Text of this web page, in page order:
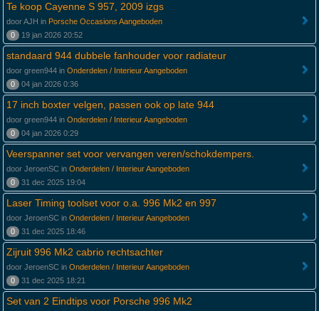
Te koop Cayenne S 957, 2009 izgs
door AJH in Porsche Occasions Aangeboden
0
19 jan 2026 20:52
standaard 944 dubbele fanhouder voor radiateur
door green944 in Onderdelen / Interieur Aangeboden
0
04 jan 2026 0:36
17 inch boxter velgen, passen ook op late 944
door green944 in Onderdelen / Interieur Aangeboden
0
04 jan 2026 0:29
Veerspanner set voor vervangen veren/schokdempers.
door JeroenSC in Onderdelen / Interieur Aangeboden
0
31 dec 2025 19:04
Laser Timing toolset voor o.a. 996 Mk2 en 997
door JeroenSC in Onderdelen / Interieur Aangeboden
0
31 dec 2025 18:46
Zijruit 996 Mk2 cabrio rechtsachter
door JeroenSC in Onderdelen / Interieur Aangeboden
0
31 dec 2025 18:21
Set van 2 Eindtips voor Porsche 996 Mk2